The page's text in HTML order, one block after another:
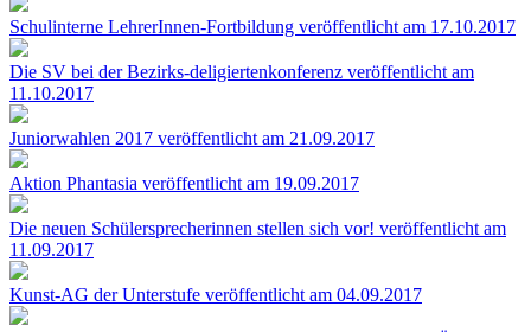
Schulinterne LehrerInnen-Fortbildung veröffentlicht am 17.10.2017
Die SV bei der Bezirks-deligiertenkonferenz veröffentlicht am
11.10.2017
Juniorwahlen 2017 veröffentlicht am 21.09.2017
Aktion Phantasia veröffentlicht am 19.09.2017
Die neuen Schülersprecherinnen stellen sich vor! veröffentlicht am
11.09.2017
Kunst-AG der Unterstufe veröffentlicht am 04.09.2017